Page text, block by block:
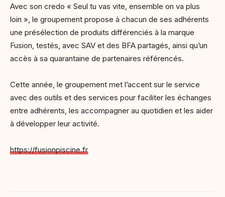
Avec son credo « Seul tu vas vite, ensemble on va plus
loin », le groupement propose à chacun de ses adhérents
une présélection de produits différenciés à la marque
Fusion, testés, avec SAV et des BFA partagés, ainsi qu’un
accès à sa quarantaine de partenaires référencés.
Cette année, le groupement met l’accent sur le service
avec des outils et des services pour faciliter les échanges
entre adhérents, les accompagner au quotidien et les aider
à développer leur activité.
https://fusionpiscine.fr